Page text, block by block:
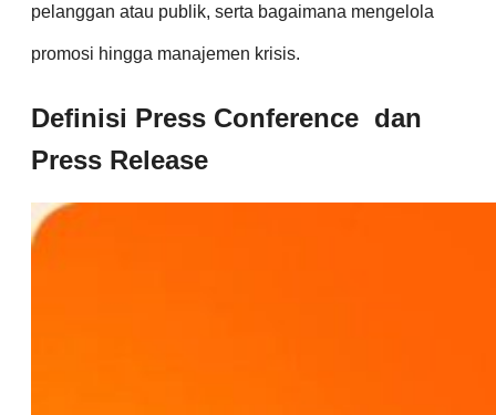
pelanggan atau publik, serta bagaimana mengelola
promosi hingga manajemen krisis.
Definisi Press Conference dan
Press Release